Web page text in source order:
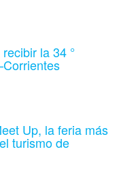
la 34 °
Up, la feria más
turismo de